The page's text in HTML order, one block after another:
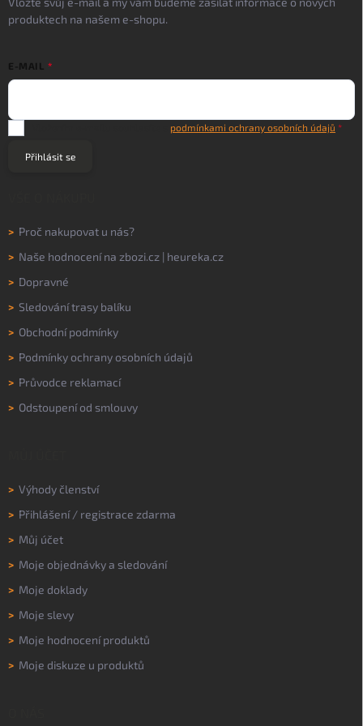
produktech na našem e-shopu.
E-MAIL
podmínkami ochrany osobních údajů
Přihlásit se
> Proč nakupovat u nás?
> Naše hodnocení na zbozi.cz | heureka.cz
> Dopravné
> Sledování trasy balíku
> Obchodní podmínky
> Podmínky ochrany osobních údajů
> Průvodce reklamací
> Odstoupení od smlouvy
> Výhody členství
> Přihlášení/ registrace zdarma
> Můj účet
> Moje objednávky a sledování
> Moje doklady
> Moje slevy
> Moje hodnocení produktů
> Moje diskuze u produktů